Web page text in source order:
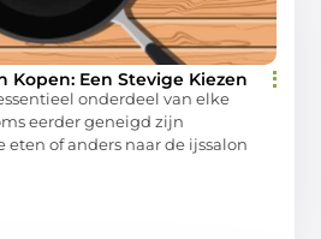
Kopen: Een Stevige Kiezen
onderdeel van elke
eerder geneigd zijn
of anders naar de ijssalon